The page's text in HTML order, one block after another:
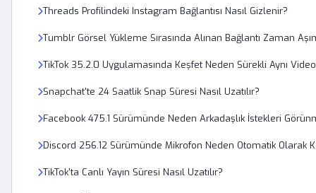
Threads Profilindeki Instagram Bağlantısı Nasıl Gizlenir?
Tumblr Görsel Yükleme Sırasında Alınan Bağlantı Zaman
TikTok 35.2.0 Uygulamasında Keşfet Neden Sürekli Aynı
Snapchat'te 24 Saatlik Snap Süresi Nasıl Uzatılır?
Facebook 475.1 Sürümünde Neden Arkadaşlık İstekleri
Discord 256.12 Sürümünde Mikrofon Neden Otomatik Olarak
TikTok'ta Canlı Yayın Süresi Nasıl Uzatılır?